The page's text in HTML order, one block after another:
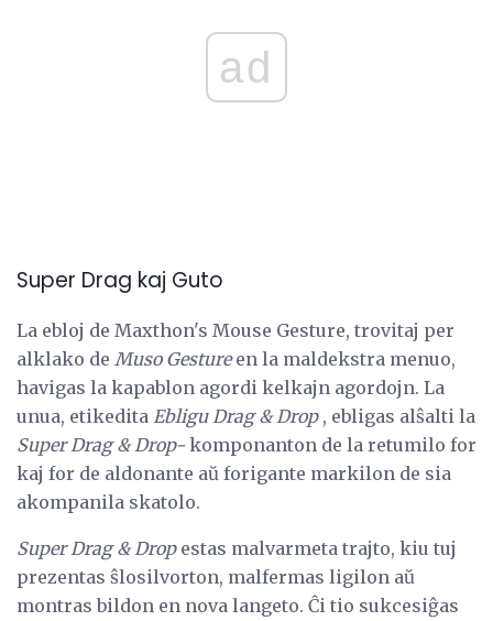
ad
Super Drag kaj Guto
La ebloj de Maxthon's Mouse Gesture, trovitaj per
alklako de Muso Gestureen la maldekstra menuo,
havigas la kapablon agordi kelkajn agordojn. La
unua, etikedita Ebligu Drag & Drop, ebligas alŝalti la
Super Drag & Drop- komponanton de la retumilo for
kaj for de aldonante aŭ forigante markilon de sia
akompanila skatolo.
Super Drag & Dropestas malvarmeta trajto, kiu tuj
prezentas ŝlosilvorton, malfermas ligilon aŭ
montras bildon en nova langeto. Ĉi tio sukcesiĝas